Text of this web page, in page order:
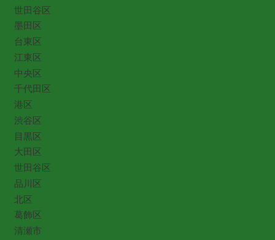
世田谷区
墨田区
台東区
江東区
中央区
千代田区
港区
渋谷区
目黒区
大田区
世田谷区
品川区
北区
葛飾区
清瀬市